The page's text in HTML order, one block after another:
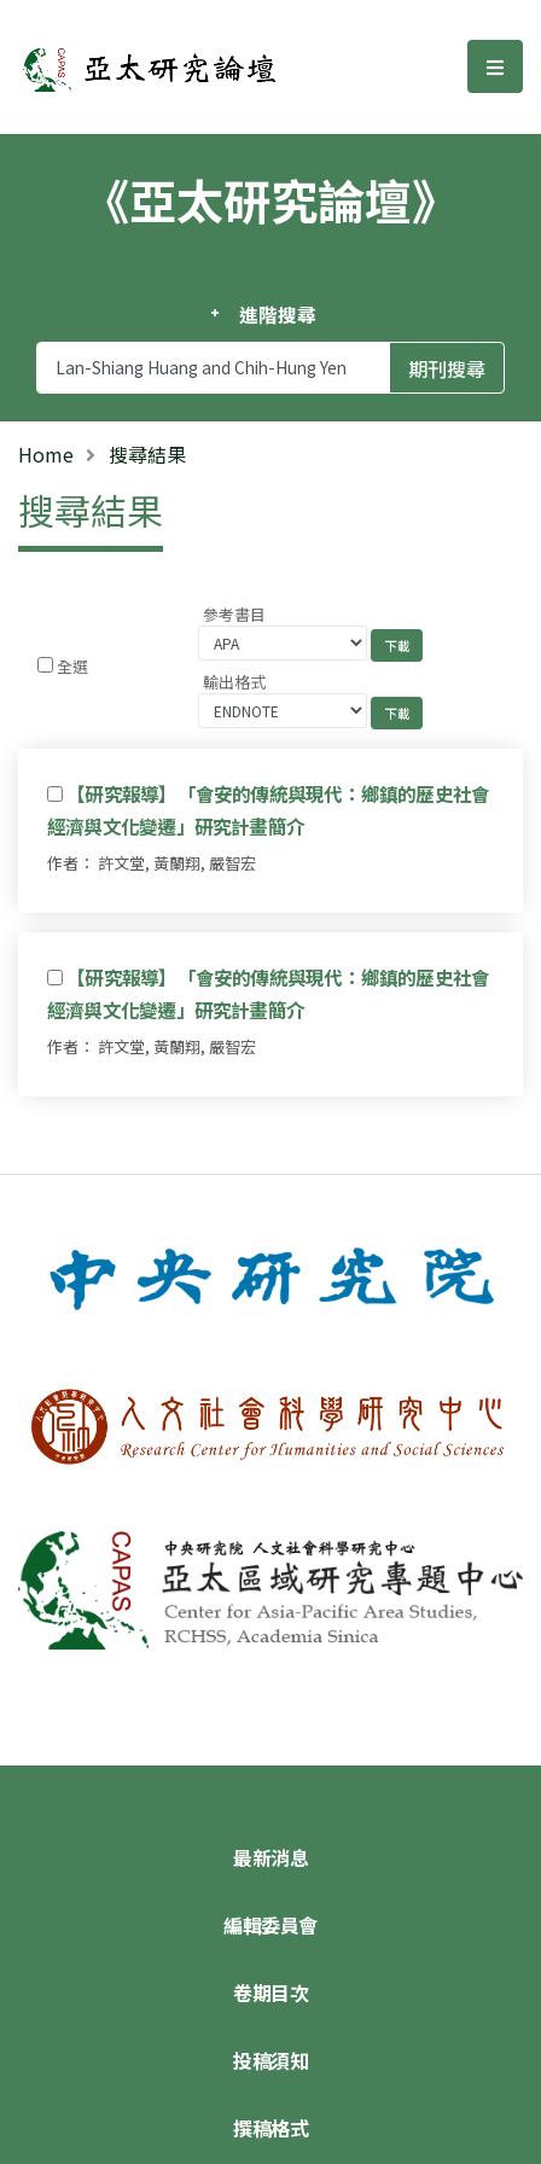
亞太研究論壇 選
《亞太研究論壇》
進階搜尋
Home 搜尋結果
搜尋結果
全選
參考書目
輸出格式
【研究報導】「會安的傳統與現代：鄉鎮的歷史社會
經濟與文化變遷」研究計畫簡介
作者： 許文堂, 黃蘭翔, 嚴智宏
【研究報導】「會安的傳統與現代：鄉鎮的歷史社會
經濟與文化變遷」研究計畫簡介
作者： 許文堂, 黃蘭翔, 嚴智宏
最新消息
編輯委員會
卷期目次
投稿須知
撰稿格式